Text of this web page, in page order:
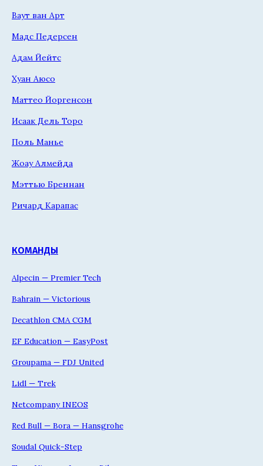
Ваут ван Арт
Мадс Педерсен
Адам Йейтс
Хуан Аюсо
Маттео Йоргенсон
Исаак Дель Торо
Поль Манье
Жоау Алмейда
Мэттью Бреннан
Ричард Карапас
КОМАНДЫ
Alpecin — Premier Tech
Bahrain — Victorious
Decathlon CMA CGM
EF Education — EasyPost
Groupama — FDJ United
Lidl — Trek
Netcompany INEOS
Red Bull — Bora — Hansgrohe
Soudal Quick-Step